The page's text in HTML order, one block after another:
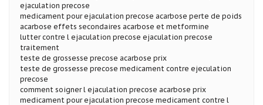
ejaculation precose
medicament pour ejaculation precose acarbose perte de poids
acarbose effets secondaires acarbose et metformine
lutter contre l ejaculation precose ejaculation precose
traitement
teste de grossesse precose acarbose prix
teste de grossesse precose medicament contre ejeculation
precose
comment soigner l ejaculation precose acarbose prix
medicament pour ejaculation precose medicament contre l